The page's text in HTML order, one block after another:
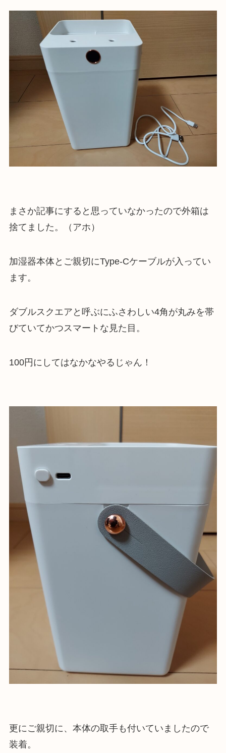
まさか記事にすると思っていなかったので外箱は
捨てました。（アホ）
加湿器本体とご親切にType-Cケーブルが入ってい
ます。
ダブルスクエアと呼ぶにふさわしい4角が丸みを帯
びていてかつスマートな見た目。
100円にしてはなかなやるじゃん！
更にご親切に、本体の取手も付いていましたので
装着。